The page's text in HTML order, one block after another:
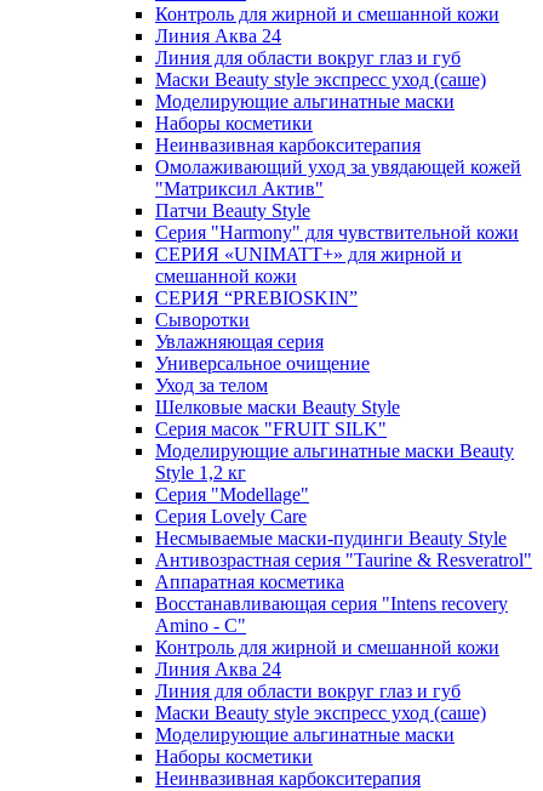
Контроль для жирной и смешанной кожи
Линия Аква 24
Линия для области вокруг глаз и губ
Маски Beauty style экспресс уход (саше)
Моделирующие альгинатные маски
Наборы косметики
Неинвазивная карбокситерапия
Омолаживающий уход за увядающей кожей
"Матриксил Актив"
Патчи Beauty Style
Серия "Harmony" для чувствительной кожи
СЕРИЯ «UNIMATT+» для жирной и
смешанной кожи
СЕРИЯ “PREBIOSKIN”
Сыворотки
Увлажняющая серия
Универсальное очищение
Уход за телом
Шелковые маски Beauty Style
Серия масок "FRUIT SILK"
Моделирующие альгинатные маски Beauty
Style 1,2 кг
Серия "Modellage"
Cерия Lovely Care
Несмываемые маски-пудинги Beauty Style
Антивозрастная серия "Taurine & Resveratrol"
Аппаратная косметика
Восстанавливающая серия "Intens recovery
Amino - C"
Контроль для жирной и смешанной кожи
Линия Аква 24
Линия для области вокруг глаз и губ
Маски Beauty style экспресс уход (саше)
Моделирующие альгинатные маски
Наборы косметики
Неинвазивная карбокситерапия